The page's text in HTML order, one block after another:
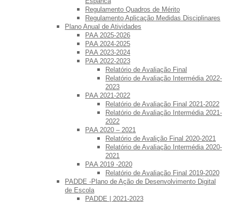
Regulamento Quadros de Mérito
Regulamento Aplicação Medidas Disciplinares
Plano Anual de Atividades
PAA 2025-2026
PAA 2024-2025
PAA 2023-2024
PAA 2022-2023
Relatório de Avaliação Final
Relatório de Avaliação Intermédia 2022-
2023
PAA 2021-2022
Relatório de Avaliação Final 2021-2022
Relatório de Avaliação Intermédia 2021-
2022
PAA 2020 – 2021
Relatório de Avalição Final 2020-2021
Relatório de Avaliação Intermédia 2020-
2021
PAA 2019 -2020
Relatório de Avaliação Final 2019-2020
PADDE -Plano de Ação de Desenvolvimento Digital
de Escola
PADDE | 2021-2023